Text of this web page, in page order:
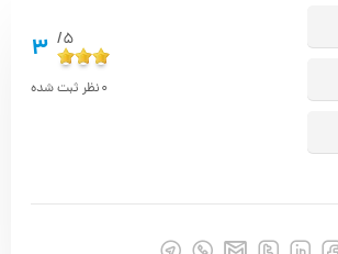
5/
3
0نظر ثبت شده